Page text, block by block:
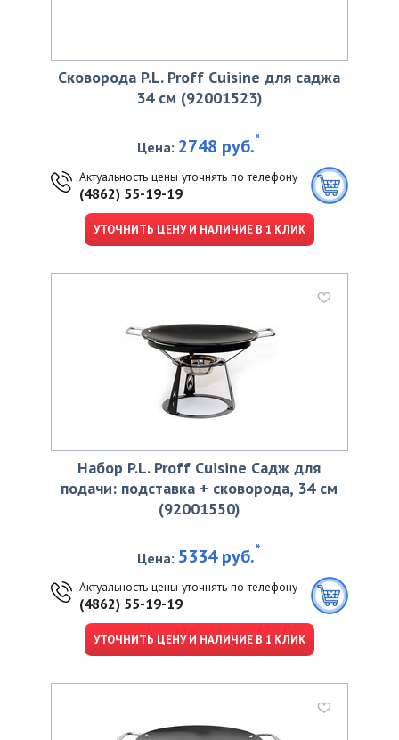
Сковорода P.L. Proff Cuisine для саджа
34 см (92001523)
Цена: 2748 руб.*
Актуальность цены уточнять по телефону
(4862) 55-19-19
УТОЧНИТЬ ЦЕНУ И НАЛИЧИЕ В 1 КЛИК
Набор P.L. Proff Cuisine Садж для
подачи: подставка + сковорода, 34 см
(92001550)
Цена: 5334 руб.*
Актуальность цены уточнять по телефону
(4862) 55-19-19
УТОЧНИТЬ ЦЕНУ И НАЛИЧИЕ В 1 КЛИК